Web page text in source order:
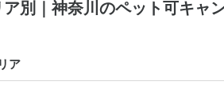
ア別｜神奈川のペット可キャ
ア